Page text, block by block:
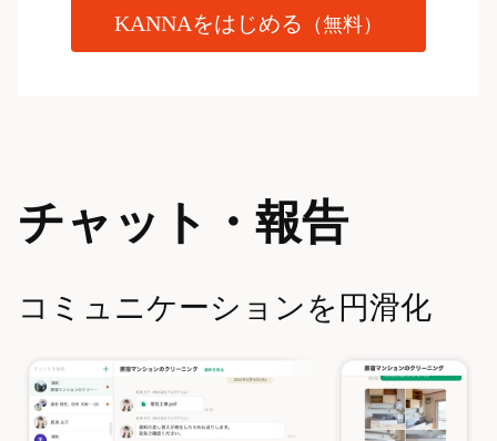
KANNAをはじめる （無料）
チャット・報告
コミュニケーションを円滑化